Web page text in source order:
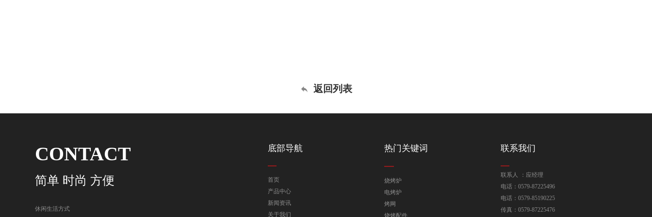
返回列表
CONTACT
简单 时尚 方便
休闲生活方式
底部导航
首页
产品中心
新闻资讯
关于我们
热门关键词
烧烤炉
电烤炉
烤网
烧烤配件
联系我们
联系人 ：应经理
电话：0579-87225496
电话：0579-85190225
传真：0579-87225476